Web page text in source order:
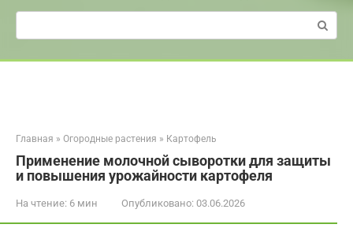
Поиск:
Главная » Огородные растения » Картофель
Применение молочной сыворотки для защиты
и повышения урожайности картофеля
На чтение: 6 мин Опубликовано: 03.06.2026